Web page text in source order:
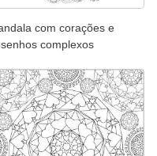
com corações e
complexos